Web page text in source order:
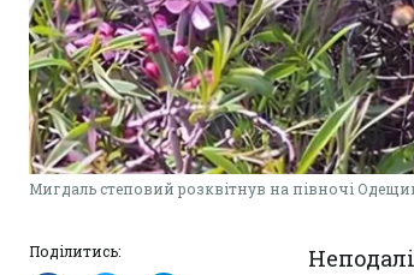
Мигдаль степовий розквітнув на півночі
Поділитись: